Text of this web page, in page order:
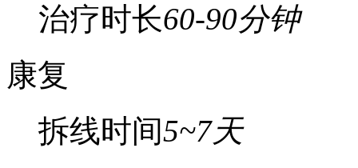
治疗时长60-90分钟
康复
拆线时间5~7天